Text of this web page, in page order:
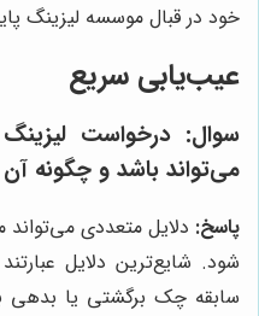
خود در قبال موسسه لیزینگ
عیب‌یابی سریع
سوال: درخواست
می‌تواند باشد و چگونه
پاسخ: دلایل متعددی
شود. شایع‌ترین دلایل
سابقه چک برگشتی یا بدهی